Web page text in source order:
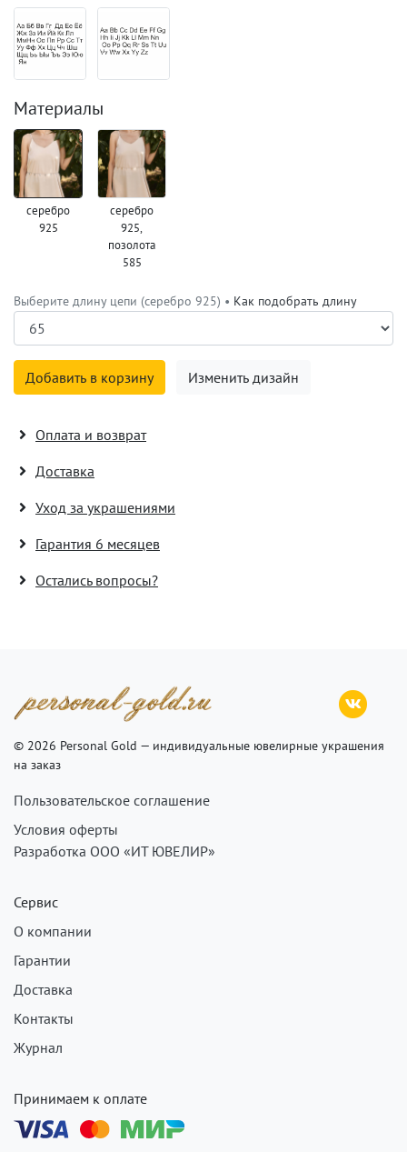
Материалы
серебро
925
серебро
925,
позолота
585
Выберите длину цепи (серебро 925) • Как подобрать длину
Добавить в корзину Изменить дизайн
Оплата и возврат
Доставка
Уход за украшениями
Гарантия 6 месяцев
Остались вопросы?
© 2026 Personal Gold — индивидуальные ювелирные украшения
на заказ
Пользовательское соглашение
Условия оферты
Разработка ООО «ИТ ЮВЕЛИР»
Сервис
О компании
Гарантии
Доставка
Контакты
Журнал
Принимаем к оплате